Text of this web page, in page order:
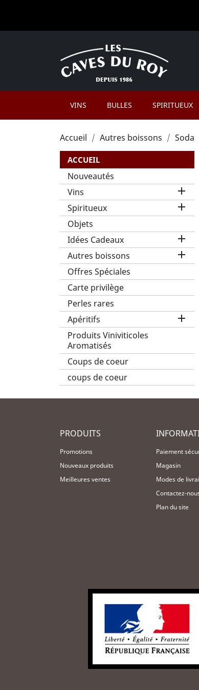
VINS BULLES SPIRITUEUX
Accueil Autres boissons Soda
ACCUEIL
Nouveautés
Vins

Spiritueux 
Objets
Idées Cadeaux

Autres boissons 
Offres Spéciales
Carte privilège
Perles rares
Apéritifs

Produits Viniviticoles
Aromatisés
Coups de coeur
coups de coeur
PRODUITS
Promotions
Nouveaux produits
Meilleures ventes
Paiement
Magasin
Modes de
Contactez-
Plan du site